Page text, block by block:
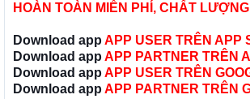
HOÀN TOÀN MIỄN PHÍ, CHẤT
Download app APP USER TRÊN APP
Download app APP PARTNER TRÊN
Download app APP USER TRÊN
Download app APP PARTNER TRÊN